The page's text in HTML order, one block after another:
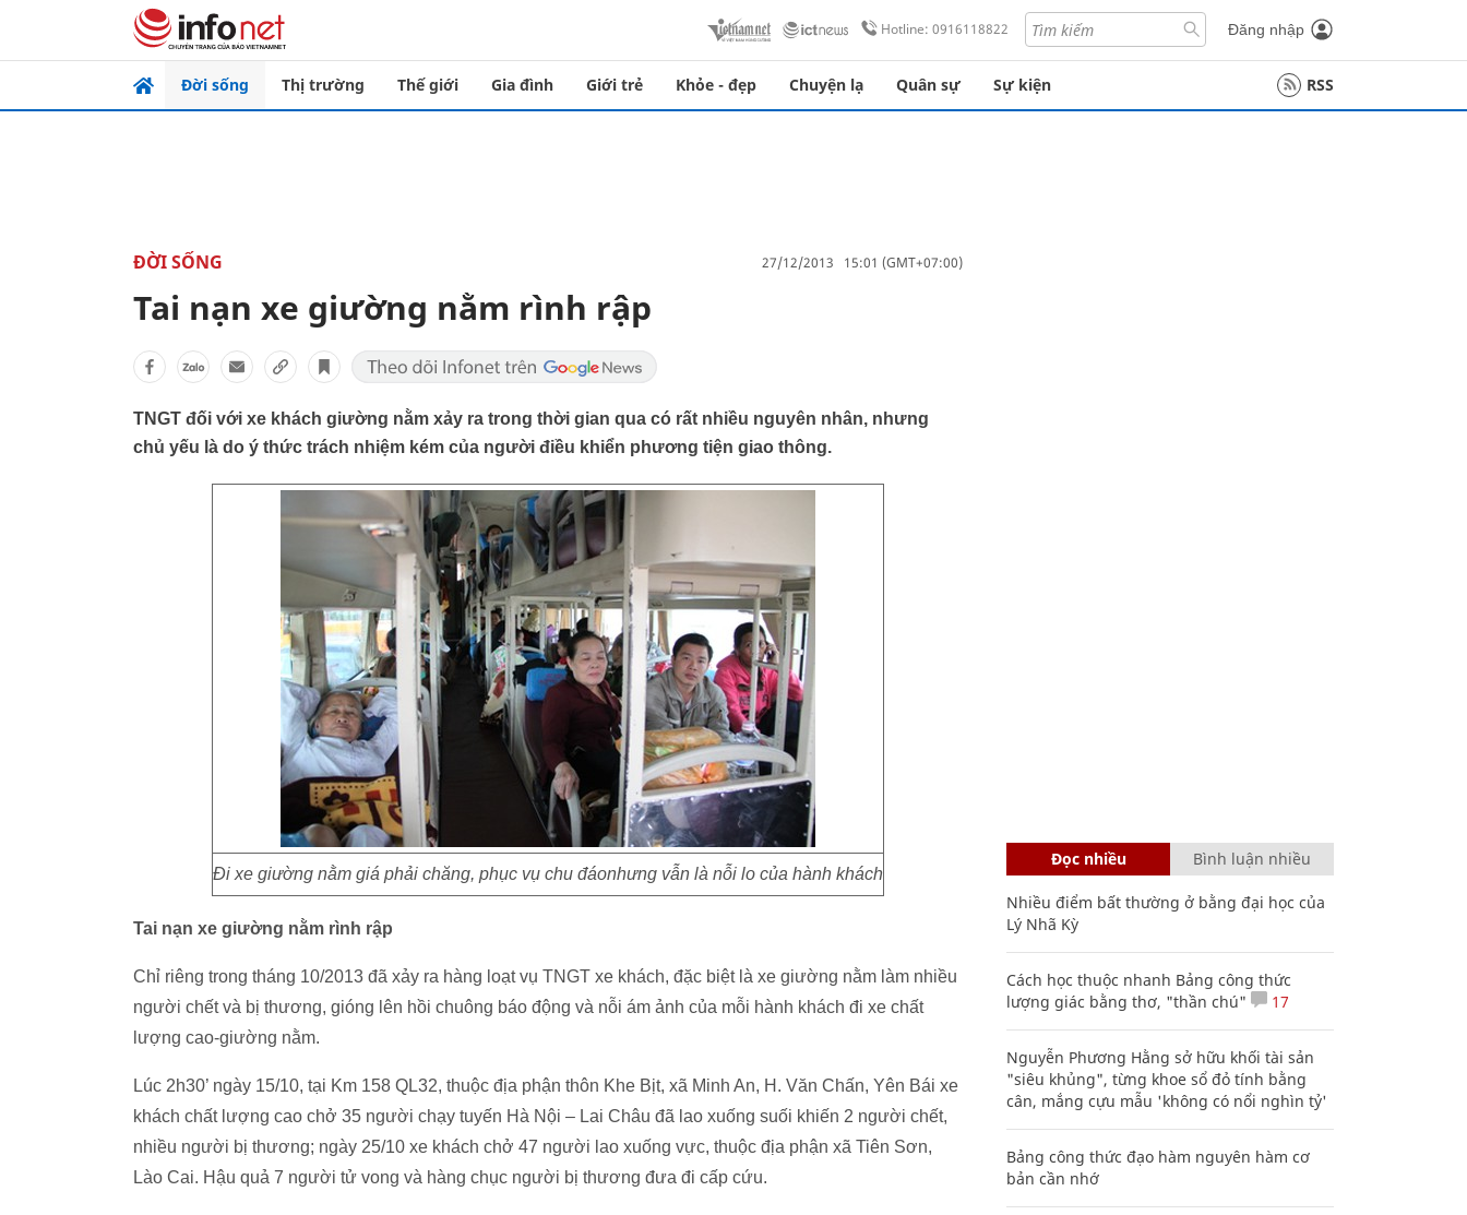
Hotline: 0916118822 Đăng nhập
Đời sống Thị trường Thế giới Gia đình Giới trẻ Khỏe - đẹp Chuyện lạ Quân sự Sự kiện RSS
ĐỜI SỐNG 27/12/2013 15:01 (GMT+07:00)
Tai nạn xe giường nằm rình rập
TNGT đối với xe khách giường nằm xảy ra trong thời gian qua có rất nhiều nguyên nhân, nhưng
chủ yếu là do ý thức trách nhiệm kém của người điều khiển phương tiện giao thông.
Đi xe giường nằm giá phải chăng, phục vụ chu đáonhưng vẫn là nỗi lo của hành khách
Tai nạn xe giường nằm rình rập
Chỉ riêng trong tháng 10/2013 đã xảy ra hàng loạt vụ TNGT xe khách, đặc biệt là xe giường nằm làm nhiều
người chết và bị thương, gióng lên hồi chuông báo động và nỗi ám ảnh của mỗi hành khách đi xe chất
lượng cao-giường nằm.
Lúc 2h30’ ngày 15/10, tại Km 158 QL32, thuộc địa phận thôn Khe Bịt, xã Minh An, H. Văn Chấn, Yên Bái xe
khách chất lượng cao chở 35 người chạy tuyến Hà Nội – Lai Châu đã lao xuống suối khiến 2 người chết,
nhiều người bị thương; ngày 25/10 xe khách chở 47 người lao xuống vực, thuộc địa phận xã Tiên Sơn,
Lào Cai. Hậu quả 7 người tử vong và hàng chục người bị thương đưa đi cấp cứu.
Đọc nhiều Bình luận nhiều
Nhiều điểm bất thường ở bằng đại học của
Lý Nhã Kỳ
Cách học thuộc nhanh Bảng công thức
lượng giác bằng thơ, "thần chú"
17
Nguyễn Phương Hằng sở hữu khối tài sản
"siêu khủng", từng khoe sổ đỏ tính bằng
cân, mắng cựu mẫu 'không có nổi nghìn tỷ'
Bảng công thức đạo hàm nguyên hàm cơ
bản cần nhớ